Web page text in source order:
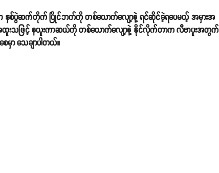
နှစ်ပွဲဆက်တိုက် ပြိုင်ဘက်ကို တစ်ယောက်လျော့နဲ့ ရင်ဆိုင်ခဲ့ရပေမယ့် အမှားအ
အထူးသဖြင့် နယူးကာဆယ်ကို တစ်ယောက်လျော့နဲ့ နိုင်လိုက်တာက လီဗာပူးအတွက်
မှာ သေချာပါတယ်။